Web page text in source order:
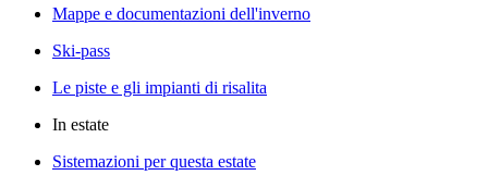
Mappe e documentazioni dell'inverno
Ski-pass
Le piste e gli impianti di risalita
In estate
Sistemazioni per questa estate